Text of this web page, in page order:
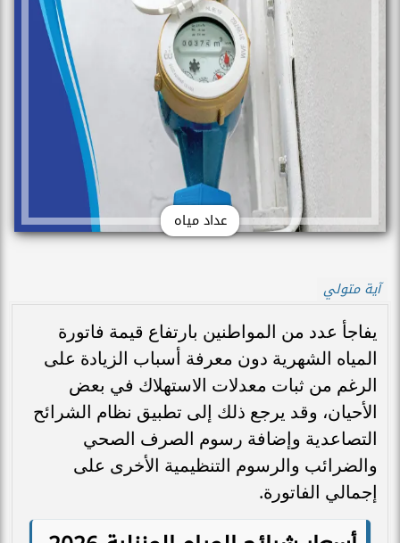
عداد مياه
آية متولي
يفاجأ عدد من المواطنين بارتفاع قيمة فاتورة
المياه الشهرية دون معرفة أسباب الزيادة على
الرغم من ثبات معدلات الاستهلاك في بعض
الأحيان، وقد يرجع ذلك إلى تطبيق نظام الشرائح
التصاعدية وإضافة رسوم الصرف الصحي
والضرائب والرسوم التنظيمية الأخرى على
إجمالي الفاتورة.